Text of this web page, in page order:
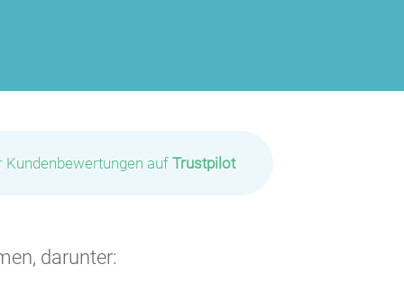
Kundenbewertungen aufTrustpilot
darunter: